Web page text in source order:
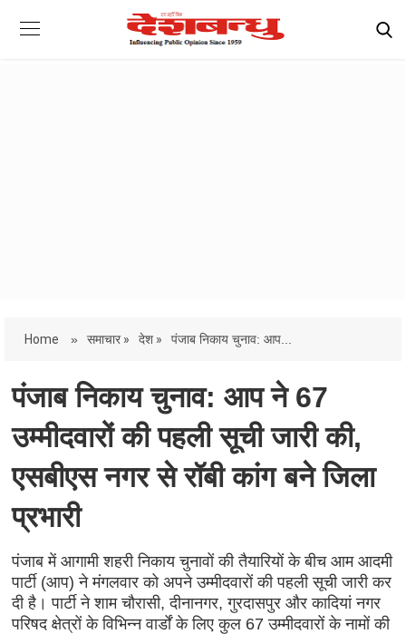
Home » समाचार » देश » पंजाब निकाय चुनाव: आप...
पंजाब निकाय चुनाव: आप ने 67
उम्मीदवारों की पहली सूची जारी की,
एसबीएस नगर से रॉबी कांग बने जिला
प्रभारी
पंजाब में आगामी शहरी निकाय चुनावों की तैयारियों के बीच आम आदमी
पार्टी (आप) ने मंगलवार को अपने उम्मीदवारों की पहली सूची जारी कर
दी है। पार्टी ने शाम चौरासी, दीनानगर, गुरदासपुर और कादियां नगर
परिषद क्षेत्रों के विभिन्न वार्डों के लिए कुल 67 उम्मीदवारों के नामों की